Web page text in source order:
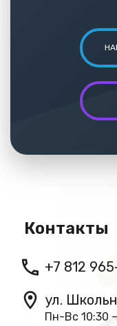
Контакты
+7 812
ул.
Пн-Вс 10:30